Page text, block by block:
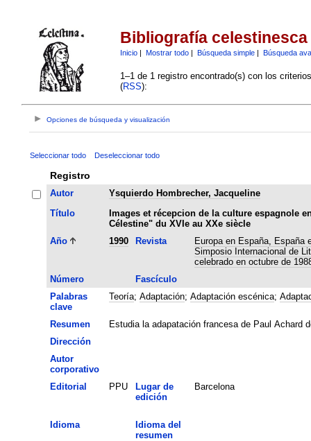
Bibliografía celestinesca
Inicio| Mostrar todo| Búsqueda simple| Búsqueda
1–1 de 1 registro encontrado(s) con los
(RSS):
Opciones de búsqueda y visualización
Seleccionar todo Deseleccionar todo
Registro
Autor
Ysquierdo Hombrecher, Jacqueline
Título
Images et récepcion de la culture espagnole
Célestine" du XVIe au XXe siècle
Año
1990 Revista
Europa en España, España
Simposio Internacional de
celebrado en octubre de
Número
Fascículo
Palabras
clave
Teoría; Adaptación; Adaptación escénica;
Resumen
Estudia la adapatación francesa de Paul Achard
Dirección
Autor
corporativo
Editorial
PPU
Lugar de
edición
Barcelona
Idioma
Idioma del
resumen